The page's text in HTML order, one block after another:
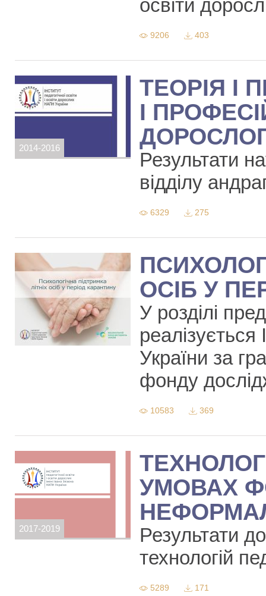
освіти
9206 403
2014-2016
ТЕОРІЯ І
І
Результати
відділу
6329 275
ОСІБ У
У розділі
України за
фонду
10583 369
2017-2019
УМОВАХ
Результати
технологій
5289 171